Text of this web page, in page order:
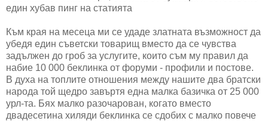
един хубав пинг на статията
Към края на месеца ми се удаде златната възможност да
убедя един съветски товарищ вместо да се чувства
задължен до гроб за услугите, които съм му правил да
набие 10 000 беклинка от форуми - профили и постове.
В духа на топлите отношения между нашите два братски
народа той щедро завъртя една малка базичка от 25 000
урл-та. Бях малко разочарован, когато вместо
двадесетина хиляди беклинка се сдобих с малко повече